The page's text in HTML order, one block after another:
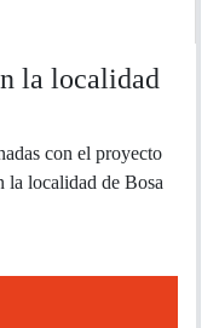
la localidad
con el proyecto
la localidad de Bosa